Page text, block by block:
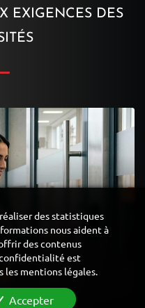
EXIGENCES DES
des statistiques
nous aident à
des contenus
est
les mentions légales.
Accepter